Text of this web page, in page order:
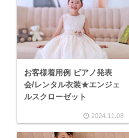
お客様着用例 ピアノ発表
会/レンタル衣装★エンジェ
ルスクローゼット
2024.11.08